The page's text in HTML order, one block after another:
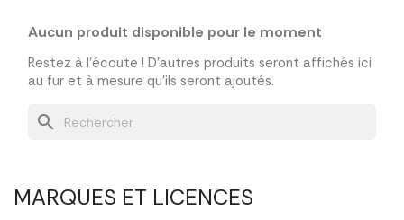
MARQUES ET LICENCES
Aucun produit disponible pour le moment
Restez à l'écoute ! D'autres produits seront affichés ici
au fur et à mesure qu'ils seront ajoutés.
search